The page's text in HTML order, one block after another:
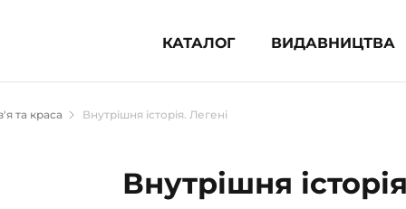
КАТАЛОГ ВИДАВНИЦТВА
література (1854)
популярна література (1015)
та краса Внутрішня історія. Легені
Внутрішня